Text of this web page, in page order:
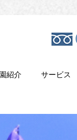
紹介 サービス